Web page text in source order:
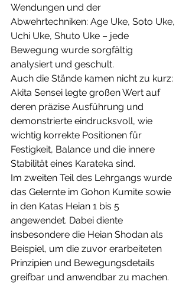
Wendungen und der
Abwehrtechniken: Age Uke, Soto Uke,
Uchi Uke, Shuto Uke – jede
Bewegung wurde sorgfältig
analysiert und geschult.
Auch die Stände kamen nicht zu kurz:
Akita Sensei legte großen Wert auf
deren präzise Ausführung und
demonstrierte eindrucksvoll, wie
wichtig korrekte Positionen für
Festigkeit, Balance und die innere
Stabilität eines Karateka sind.
Im zweiten Teil des Lehrgangs wurde
das Gelernte im Gohon Kumite sowie
in den Katas Heian 1 bis 5
angewendet. Dabei diente
insbesondere die Heian Shodan als
Beispiel, um die zuvor erarbeiteten
Prinzipien und Bewegungsdetails
greifbar und anwendbar zu machen.